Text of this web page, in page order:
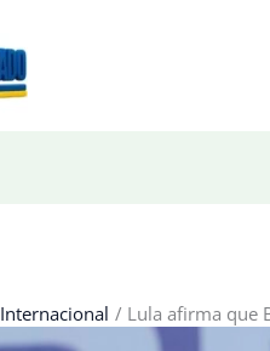
Internacional Lula afirma que